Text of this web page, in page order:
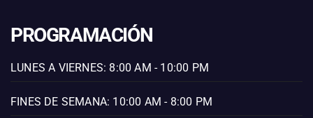
PROGRAMACIÓN
LUNES A VIERNES: 8:00 AM - 10:00 PM
FINES DE SEMANA: 10:00 AM - 8:00 PM